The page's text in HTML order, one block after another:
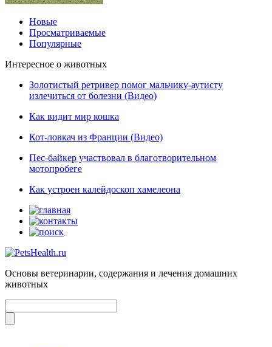
Новые
Просматриваемые
Популярные
Интересное о животных
Золотистый ретривер помог мальчику-аутисту
излечиться от болезни (Видео)
Как видит мир кошка
Кот-ловкач из Франции (Видео)
Пес-байкер участвовал в благотворительном
мотопробеге
Как устроен калейдоскоп хамелеона
Основы ветеринарии, содержания и лечения домашних
животных